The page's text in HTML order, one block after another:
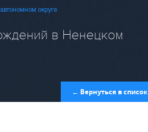
округе
в Ненецком
← Вернуться в список